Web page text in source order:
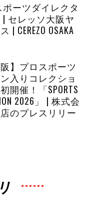
ーツダイレクタ
セレッソ大阪ヤ
CEREZO OSAKA
】プロスポーツ
入りコレクショ
開催！「SPORTS
2026」 | 株式会
のプレスリリー